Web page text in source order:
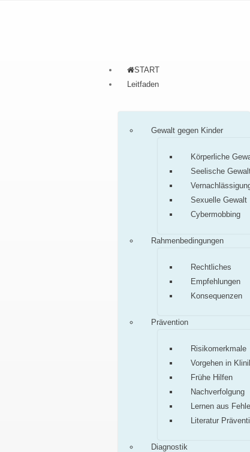
START
Leitfaden
Gewalt gegen Kinder
Körperliche
Seelische
Sexuelle Gewalt
Cybermobbing
Rahmenbedingungen
Rechtliches
Empfehlungen
Konsequenzen
Prävention
Risikomerkmale
Vorgehen in
Frühe Hilfen
Nachverfolgung
Lernen aus
Literatur
Diagnostik